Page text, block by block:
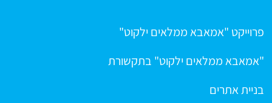
פרוייקט "אמאבא ממלאים ילקוט"
"אמאבא ממלאים ילקוט" בתקשורת
בניית אתרים